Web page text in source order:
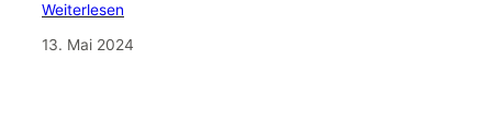
Weiterlesen
13. Mai 2024